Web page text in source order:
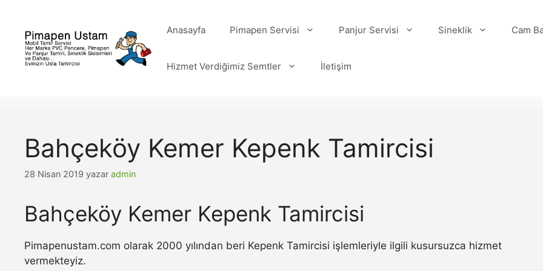
Anasayfa Pimapen Servisi Panjur Servisi Sineklik Cam
Hizmet Verdiğimiz Semtler İletişim
Bahçeköy Kemer Kepenk Tamircisi
28 Nisan 2019 yazar admin
Bahçeköy Kemer Kepenk Tamircisi
Pimapenustam.com olarak 2000 yılından beri Kepenk Tamircisi işlemleriyle ilgili kusursuzca hizmet
vermekteyiz.